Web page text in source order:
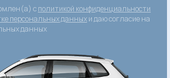
сполитикой конфиденциальности
персональных данныхи даю согласие на
данных